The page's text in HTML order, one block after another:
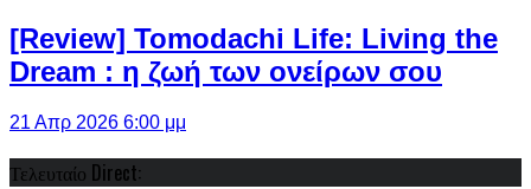
[Review] Tomodachi Life: Living the
Dream : η ζωή των ονείρων σου
21 Απρ 2026 6:00 μμ
Τελευταίο Direct: